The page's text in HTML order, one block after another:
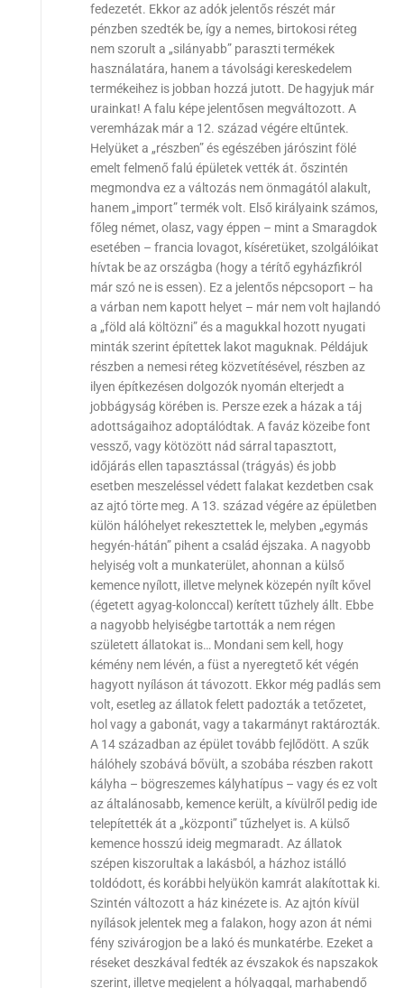
fedezetét. Ekkor az adók jelentős részét már
pénzben szedték be, így a nemes, birtokosi réteg
nem szorult a „silányabb” paraszti termékek
használatára, hanem a távolsági kereskedelem
termékeihez is jobban hozzá jutott. De hagyjuk már
urainkat! A falu képe jelentősen megváltozott. A
veremházak már a 12. század végére eltűntek.
Helyüket a „részben” és egészében járószint fölé
emelt felmenő falú épületek vették át. őszintén
megmondva ez a változás nem önmagától alakult,
hanem „import” termék volt. Első királyaink számos,
főleg német, olasz, vagy éppen – mint a Smaragdok
esetében – francia lovagot, kíséretüket, szolgálóikat
hívtak be az országba (hogy a térítő egyházfikról
már szó ne is essen). Ez a jelentős népcsoport – ha
a várban nem kapott helyet – már nem volt hajlandó
a „föld alá költözni” és a magukkal hozott nyugati
minták szerint építettek lakot maguknak. Példájuk
részben a nemesi réteg közvetítésével, részben az
ilyen építkezésen dolgozók nyomán elterjedt a
jobbágyság körében is. Persze ezek a házak a táj
adottságaihoz adoptálódtak. A faváz közeibe font
vessző, vagy kötözött nád sárral tapasztott,
időjárás ellen tapasztással (trágyás) és jobb
esetben meszeléssel védett falakat kezdetben csak
az ajtó törte meg. A 13. század végére az épületben
külön hálóhelyet rekesztettek le, melyben „egymás
hegyén-hátán” pihent a család éjszaka. A nagyobb
helyiség volt a munkaterület, ahonnan a külső
kemence nyílott, illetve melynek közepén nyílt kővel
(égetett agyag-kolonccal) kerített tűzhely állt. Ebbe
a nagyobb helyiségbe tartották a nem régen
született állatokat is… Mondani sem kell, hogy
kémény nem lévén, a füst a nyeregtető két végén
hagyott nyíláson át távozott. Ekkor még padlás sem
volt, esetleg az állatok felett padozták a tetőzetet,
hol vagy a gabonát, vagy a takarmányt raktározták.
A 14 században az épület tovább fejlődött. A szűk
hálóhely szobává bővült, a szobába részben rakott
kályha – bögreszemes kályhatípus – vagy és ez volt
az általánosabb, kemence került, a kívülről pedig ide
telepítették át a „központi” tűzhelyet is. A külső
kemence hosszú ideig megmaradt. Az állatok
szépen kiszorultak a lakásból, a házhoz istálló
toldódott, és korábbi helyükön kamrát alakítottak ki.
Szintén változott a ház kinézete is. Az ajtón kívül
nyílások jelentek meg a falakon, hogy azon át némi
fény szivárogjon be a lakó és munkatérbe. Ezeket a
réseket deszkával fedték az évszakok és napszakok
szerint, illetve megjelent a hólyaggal, marhabendő